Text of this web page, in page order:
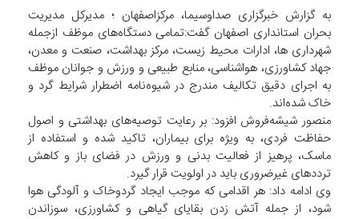
به گزارش خبرگزاری صداوسیما، مرکزاصفهان ؛ مدیرکل مدیریت
بحران استانداری اصفهان گفت:تمامی دستگاه‌های موظف ازجمله
شهرداری ها، ادارات محیط زیست، مرکز بهداشت، صنعت و معدن،
جهاد کشاورزی، هواشناسی، منابع طبیعی و ورزش و جوانان موظف
به اجرای دقیق تکالیف مندرج در شیوه‌نامه اضطرار شرایط گرد و
خاک شده‌اند.
منصور شیشه‌فروش افزود: بر رعایت توصیه‌های بهداشتی و اصول
حفاظت فردی، به ویژه برای بیماران، تاکید شده و استفاده از
ماسک، پرهیز از فعالیت بدنی و ورزش در فضای باز و کاهش
تردد‌های غیرضروری باید در اولویت قرار گیرد.
وی ادامه داد: هر اقدامی که موجب ایجاد گردوخاک و آلودگی هوا
شود، از جمله آتش زدن بقایای گیاهی و کشاورزی، سوزاندن